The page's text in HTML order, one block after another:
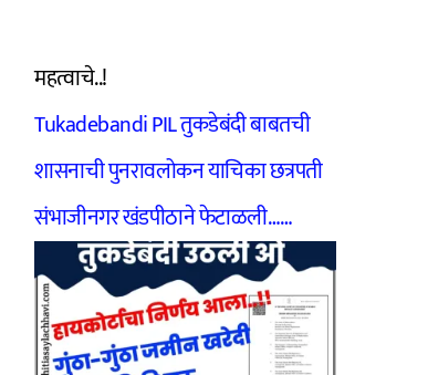
महत्वाचे..!
Tukadebandi PIL तुकडेबंदी बाबतची
शासनाची पुनरावलोकन याचिका छत्रपती
संभाजीनगर खंडपीठाने फेटाळली……